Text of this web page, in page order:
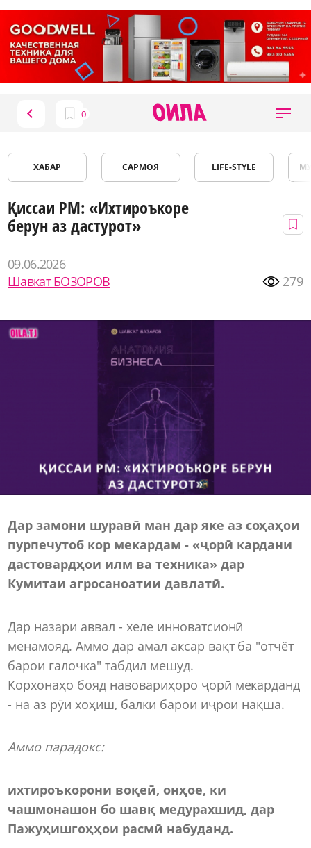
ХАБАР САРМОЯ LIFE-STYLE
Қиссаи PM: «Ихтироъкоре
берун аз дастурот»
09.06.2026
Шавкат БОЗОРОВ
279
Дар замони шуравӣ ман дар яке аз соҳаҳои
пурпечутоб кор мекардам - «ҷорӣ кардани
дастовардҳои илм ва техника» дар
Кумитаи агросаноатии давлатӣ.
Дар назари аввал - хеле инноватсионӣ
менамояд. Аммо дар амал аксар вақт ба "отчёт
барои галочка" табдил мешуд.
Корхонаҳо бояд навовариҳоро ҷорӣ мекарданд
- на аз рӯи хоҳиш, балки барои иҷрои нақша.
Аммо парадокс:
ихтироъкорони воқеӣ, онҳое, ки
чашмонашон бо шавқ медурахшид, дар
Пажуҳишгоҳҳои расмӣ набуданд.